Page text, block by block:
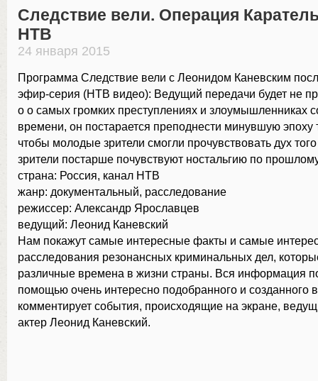
Следствие вели. Операция
НТВ
24 января 2015
Программа Следствие вели с Леонидом Каневским
эфир-серия (НТВ видео): Ведущий передачи будет не
о о самых громких преступлениях и злоумышленниках
времени, он постарается преподнести минувшую эпоху
чтобы молодые зрители смогли прочувствовать дух
зрители постарше почувствуют ностальгию по
страна: Россия, канал НТВ
жанр: документальный, расследование
режиссер: Александр Ярославцев
ведущий: Леонид Каневский
Нам покажут самые интересные факты и самые
расследования резонансных криминальных дел,
различные времена в жизни страны. Вся информация
помощью очень интересно подобранного и созданного
комментирует события, происходящие на экране,
актер Леонид Каневский.